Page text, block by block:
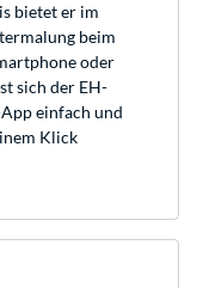
bietet er im
beim
oder
sich der EH-
einfach und
Klick